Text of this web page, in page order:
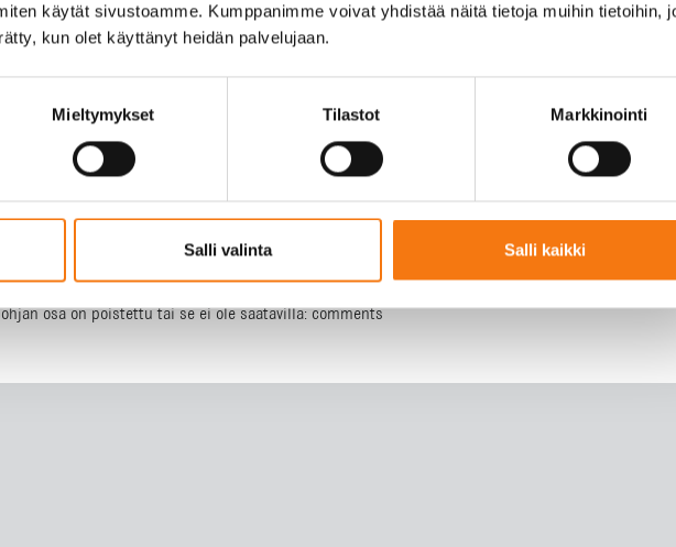
käytät sivustoamme. Kumppanimme voivat yhdistää näitä tietoja muihin tietoihin,
kun olet käyttänyt heidän palvelujaan.
Mieltymykset Tilastot Markkinointi
Salli valinta Salli kaikki
osa on poistettu tai se ei ole saatavilla: comments